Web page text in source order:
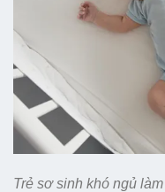
Trẻ sơ sinh khó ngủ